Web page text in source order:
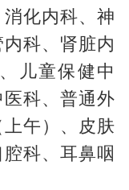
消化内科、神
科、肾脏内
儿童保健中
科、普通外
午）、皮肤
科、耳鼻咽